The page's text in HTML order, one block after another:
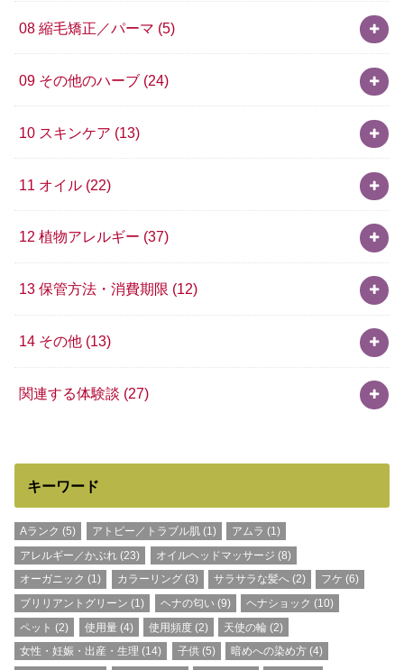
08 縮毛矯正／パーマ (5)
09 その他のハーブ (24)
10 スキンケア (13)
11 オイル (22)
12 植物アレルギー (37)
13 保管方法・消費期限 (12)
14 その他 (13)
関連する体験談 (27)
キーワード
Aランク (5) アトピー／トラブル肌(1) アムラ (1)
アレルギー／かぶれ (23) オイルヘッドマッサージ (8)
オーガニック (1) カラーリング(3) サラサラな髪へ(2) フケ (6)
ブリリアントグリーン (1) ヘナの匂い(9) ヘナショック (10)
ペット (2) 使用量(4) 使用頻度(2) 天使の輪 (2)
女性・妊娠・出産・生理 (14) 子供(5) 暗めへの染め方(4)